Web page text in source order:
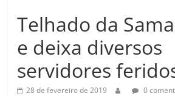
S
E
Telhado da
e deixa diversos
servidores
28 de fevereiro de 2019 0